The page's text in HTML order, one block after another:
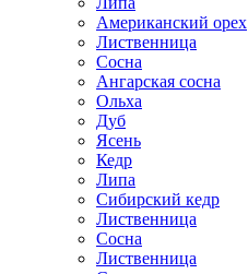
Американский орех
Лиственница
Сосна
Ангарская сосна
Ольха
Дуб
Ясень
Кедр
Липа
Сибирский кедр
Лиственница
Сосна
Лиственница